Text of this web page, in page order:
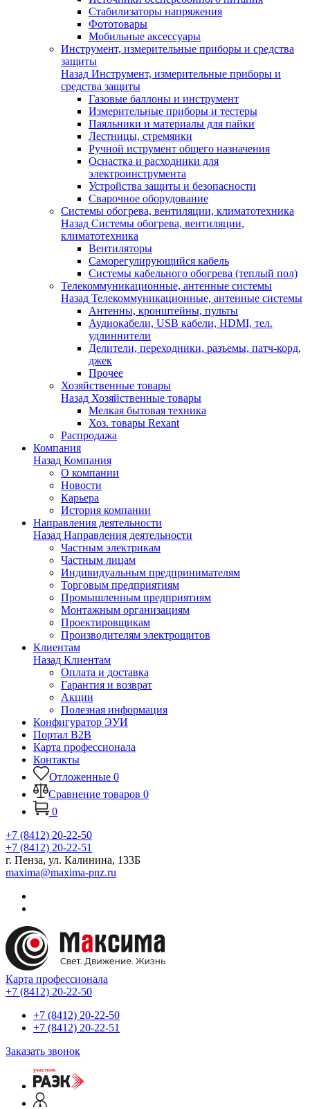
Стабилизаторы напряжения
Фототовары
Мобильные аксессуары
Инструмент, измерительные приборы и средства
защиты
Назад Инструмент, измерительные приборы и
средства защиты
Газовые баллоны и инструмент
Измерительные приборы и тестеры
Паяльники и материалы для пайки
Лестницы, стремянки
Ручной иструмент общего назначения
Оснастка и расходники для
электроинструмента
Устройства защиты и безопасности
Сварочное оборудование
Системы обогрева, вентиляции, климатотехника
Назад Системы обогрева, вентиляции,
климатотехника
Вентиляторы
Саморегулирующийся кабель
Системы кабельного обогрева (теплый пол)
Телекоммуникационные, антенные системы
Назад Телекоммуникационные, антенные системы
Антенны, кронштейны, пульты
Аудиокабели, USB кабели, HDMI, тел.
удлиннители
Делители, переходники, разъемы, патч-корд,
джек
Прочее
Хозяйственные товары
Назад Хозяйственные товары
Мелкая бытовая техника
Хоз. товары Rexant
Распродажа
Компания
Назад Компания
О компании
Новости
Карьера
История компании
Направления деятельности
Назад Направления деятельности
Частным электрикам
Частным лицам
Индивидуальным предпринимателям
Торговым предприятиям
Промышленным предприятиям
Монтажным организациям
Проектировщикам
Производителям электрощитов
Клиентам
Назад Клиентам
Оплата и доставка
Гарантия и возврат
Акции
Полезная информация
Конфигуратор ЭУИ
Портал B2B
Карта профессионала
Контакты
Отложенные 0
Сравнение товаров 0
0
+7 (8412) 20-22-50
+7 (8412) 20-22-51
г. Пенза, ул. Калинина, 133Б
maxima@maxima-pnz.ru
Карта профессионала
+7 (8412) 20-22-50
+7 (8412) 20-22-50
+7 (8412) 20-22-51
Заказать звонок